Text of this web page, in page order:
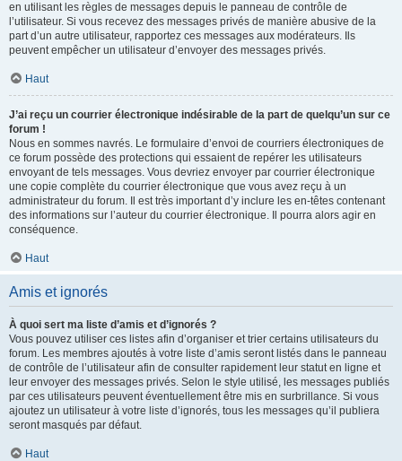
en utilisant les règles de messages depuis le panneau de contrôle de
l’utilisateur. Si vous recevez des messages privés de manière abusive de la
part d’un autre utilisateur, rapportez ces messages aux modérateurs. Ils
peuvent empêcher un utilisateur d’envoyer des messages privés.
Haut
J’ai reçu un courrier électronique indésirable de la part de quelqu’un sur ce
forum !
Nous en sommes navrés. Le formulaire d’envoi de courriers électroniques de
ce forum possède des protections qui essaient de repérer les utilisateurs
envoyant de tels messages. Vous devriez envoyer par courrier électronique
une copie complète du courrier électronique que vous avez reçu à un
administrateur du forum. Il est très important d’y inclure les en-têtes contenant
des informations sur l’auteur du courrier électronique. Il pourra alors agir en
conséquence.
Haut
Amis et ignorés
À quoi sert ma liste d’amis et d’ignorés ?
Vous pouvez utiliser ces listes afin d’organiser et trier certains utilisateurs du
forum. Les membres ajoutés à votre liste d’amis seront listés dans le panneau
de contrôle de l’utilisateur afin de consulter rapidement leur statut en ligne et
leur envoyer des messages privés. Selon le style utilisé, les messages publiés
par ces utilisateurs peuvent éventuellement être mis en surbrillance. Si vous
ajoutez un utilisateur à votre liste d’ignorés, tous les messages qu’il publiera
seront masqués par défaut.
Haut